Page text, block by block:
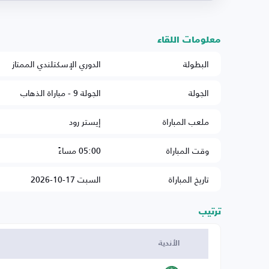
معلومات اللقاء
البطولة
الدوري الإسكتلندي الممتاز
الجولة
الجولة 9 - مباراة الذهاب
ملعب المباراة
إيستر رود
وقت المباراة
05:00 مساءً
تاريخ المباراة
السبت 17-10-2026
ترتيب
الأندية